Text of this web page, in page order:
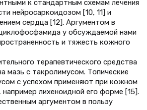
к стандартным схемам лечения
нейросаркоидозом [10, 11] и
сердца [12]. Аргументом в
у обсуждаемой нами
и тяжесть кожного
терапевтического средства
мазь с такролимусом. Топические
с успехом применяют при кожном
например лихеноидной его форме [15].
аргументом в пользу